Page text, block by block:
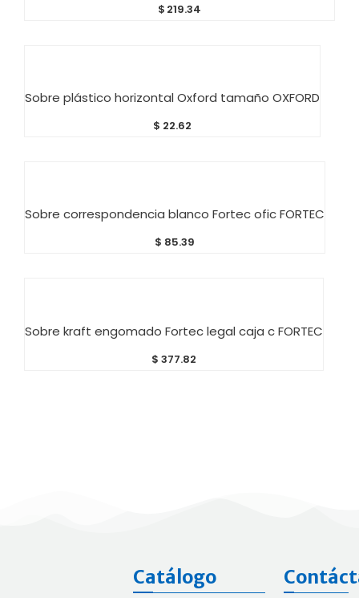
$ 219.34
Sobre plástico horizontal Oxford tamaño OXFORD
$ 22.62
Sobre correspondencia blanco Fortec ofic FORTEC
$ 85.39
Sobre kraft engomado Fortec legal caja c FORTEC
$ 377.82
Catálogo